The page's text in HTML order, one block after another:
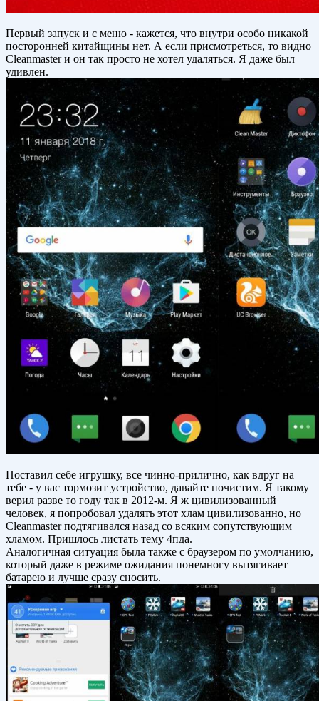
Первый запуск и с меню - кажется, что внутри особо никакой
посторонней китайщины нет. А если присмотреться, то видно
Cleanmaster и он так просто не хотел удаляться. Я даже был
удивлен.
Поставил себе игрушку, все чинно-прилично, как вдруг на
тебе - у вас тормозит устройство, давайте почистим. Я такому
верил разве то году так в 2012-м. Я ж цивилизованный
человек, я попробовал удалять этот хлам цивилизованно, но
Cleanmaster подтягивался назад со всяким сопутствующим
хламом. Пришлось листать тему 4пда.
Аналогичная ситуация была также с браузером по умолчанию,
который даже в режиме ожидания понемногу вытягивает
батарею и лучше сразу сносить.